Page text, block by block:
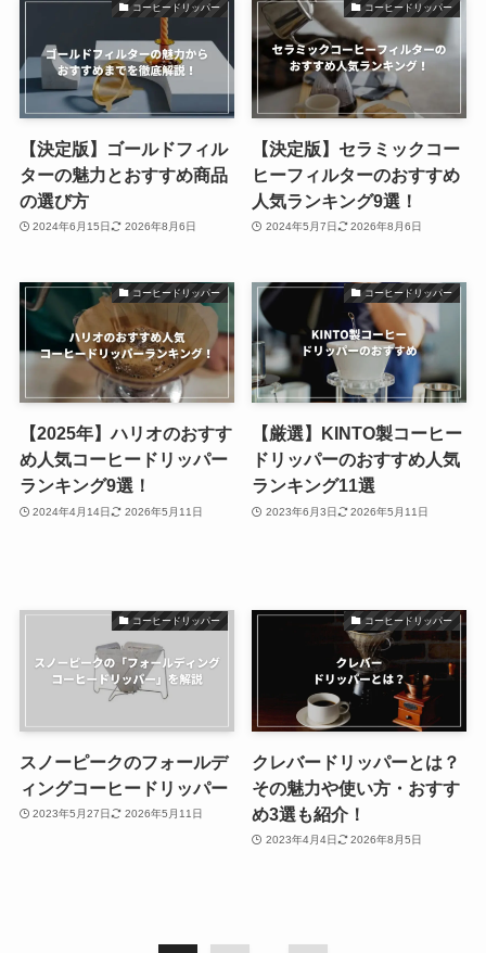
コーヒードリッパー
【決定版】ゴールドフィル
ターの魅力とおすすめ商品
の選び方
2024年6月15日 2026年8月6日
コーヒードリッパー
【決定版】セラミックコー
ヒーフィルターのおすすめ
人気ランキング9選！
2024年5月7日 2026年8月6日
コーヒードリッパー
【2025年】ハリオのおすす
め人気コーヒードリッパー
ランキング9選！
2024年4月14日 2026年5月11日
コーヒードリッパー
【厳選】KINTO製コーヒー
ドリッパーのおすすめ人気
ランキング11選
2023年6月3日 2026年5月11日
コーヒードリッパー
スノーピークのフォールデ
ィングコーヒードリッパー
2023年5月27日 2026年5月11日
コーヒードリッパー
クレバードリッパーとは？
その魅力や使い方・おすす
め3選も紹介！
2023年4月4日 2026年8月5日